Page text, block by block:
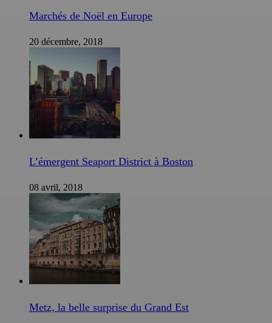
Marchés de Noël en Europe
20 décembre, 2018
L’émergent Seaport District à Boston
08 avril, 2018
Metz, la belle surprise du Grand Est